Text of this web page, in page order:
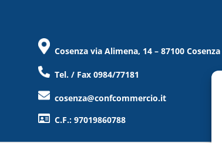
ai Cosenza via Alimena, 14 – 87100 Cosenza
Tel. / Fax 0984/77181
cosenza@confcommercio.it
C.F.: 97019860788